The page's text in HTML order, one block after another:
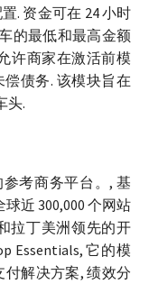
. 资金可在 24 小时
的最低和最高金额
许商家在激活前模
偿债务. 该模块旨在
头.
考商务平台。, 基
近 300,000 个网站
拉丁美洲领先的开
Essentials, 它的模
解决方案, 绩效分